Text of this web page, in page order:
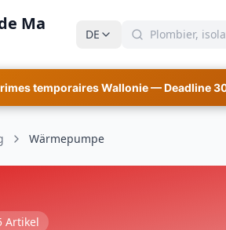
Ma
DE
temporaires Wallonie — Deadline
Wärmepumpe
Artikel